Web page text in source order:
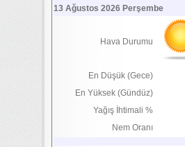
13 Ağustos 2026 Perşembe
Hava Durumu
En Düşük (Gece)
En Yüksek (Gündüz)
Yağış İhtimali %
Nem Oranı